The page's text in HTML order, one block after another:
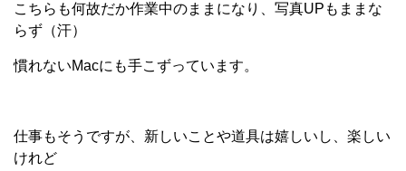
こちらも何故だか作業中のままになり、写真UPもままな
らず（汗）
慣れないMacにも手こずっています。
仕事もそうですが、新しいことや道具は嬉しいし、楽しい
けれど